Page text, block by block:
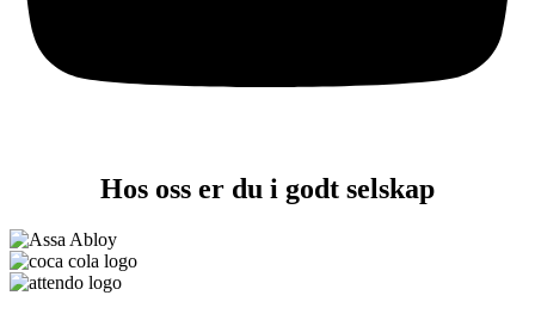
Hos oss er du i godt selskap